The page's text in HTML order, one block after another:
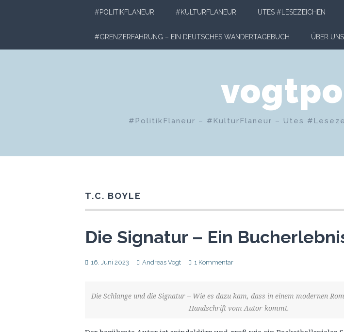
#POLITIKFLANEUR #KULTURFLANEUR UTES #LESEZEICHEN
#GRENZERFAHRUNG – EIN DEUTSCHES WANDERTAGEBUCH ÜBER UNS
#PolitikFlaneur – #KulturFlaneur – Utes
T.C. BOYLE
Die Signatur – Ein
16. Juni 2023 Andreas Vogt 1 Kommentar
Die Schlange und die Signatur – Wie es dazu kam, dass in einem modernen
Handschrift vom Autor kommt.